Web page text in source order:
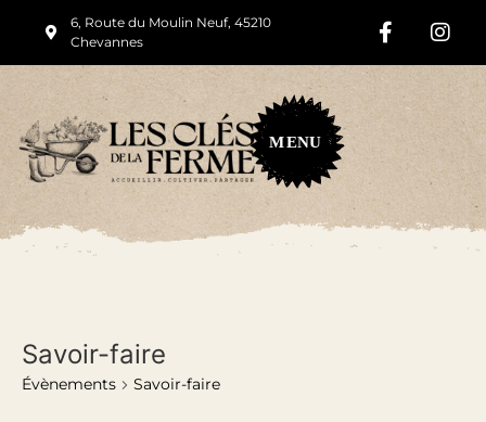
6, Route du Moulin Neuf, 45210
Chevannes
MENU
Savoir-faire
Évènements Savoir-faire